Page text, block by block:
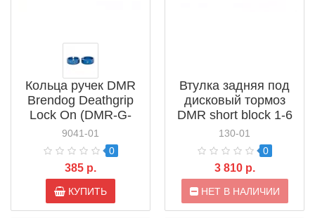
Кольца ручек DMR
Brendog Deathgrip
Lock On (DMR-G-
DG-COLLAR)
9041-01
0
385 р.
КУПИТЬ
Втулка задняя под
дисковый тормоз
DMR short block 1-6
Speed Cassette 36h
Black
130-01
0
3 810 р.
НЕТ В НАЛИЧИИ